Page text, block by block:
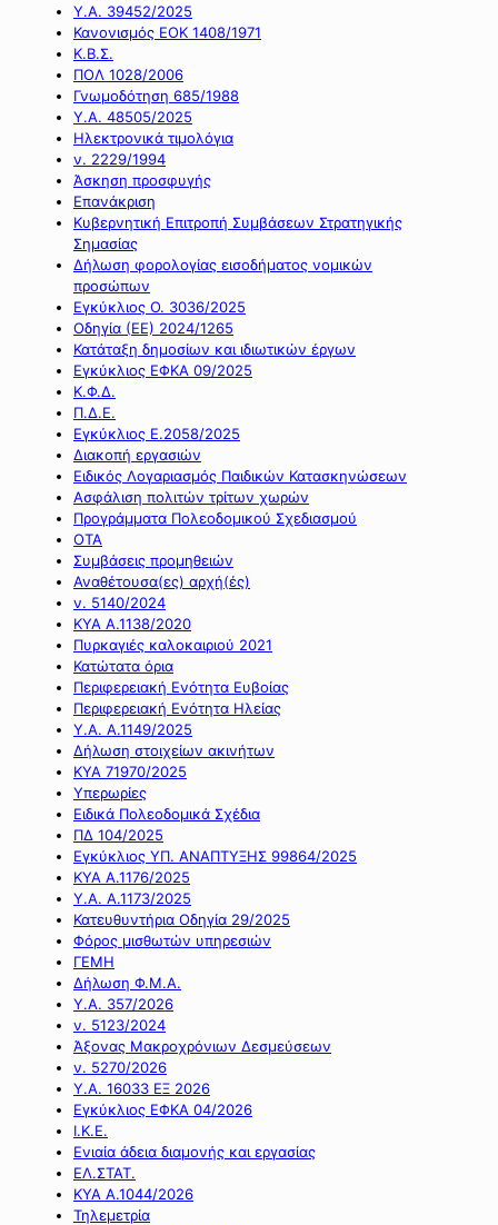
Υ.Α. 39452/2025
Κανονισμός ΕΟΚ 1408/1971
Κ.Β.Σ.
ΠΟΛ 1028/2006
Γνωμοδότηση 685/1988
Υ.Α. 48505/2025
Ηλεκτρονικά τιμολόγια
ν. 2229/1994
Άσκηση προσφυγής
Επανάκριση
Κυβερνητική Επιτροπή Συμβάσεων Στρατηγικής
Σημασίας
Δήλωση φορολογίας εισοδήματος νομικών
προσώπων
Εγκύκλιος Ο. 3036/2025
Οδηγία (ΕΕ) 2024/1265
Κατάταξη δημοσίων και ιδιωτικών έργων
Εγκύκλιος ΕΦΚΑ 09/2025
Κ.Φ.Δ.
Π.Δ.Ε.
Εγκύκλιος Ε.2058/2025
Διακοπή εργασιών
Ειδικός Λογαριασμός Παιδικών Κατασκηνώσεων
Ασφάλιση πολιτών τρίτων χωρών
Προγράμματα Πολεοδομικού Σχεδιασμού
ΟΤΑ
Συμβάσεις προμηθειών
Αναθέτουσα(ες) αρχή(ές)
ν. 5140/2024
ΚΥΑ Α.1138/2020
Πυρκαγιές καλοκαιριού 2021
Κατώτατα όρια
Περιφερειακή Ενότητα Ευβοίας
Περιφερειακή Ενότητα Ηλείας
Υ.Α. Α.1149/2025
Δήλωση στοιχείων ακινήτων
ΚΥΑ 71970/2025
Υπερωρίες
Ειδικά Πολεοδομικά Σχέδια
ΠΔ 104/2025
Εγκύκλιος ΥΠ. ΑΝΑΠΤΥΞΗΣ 99864/2025
ΚΥΑ Α.1176/2025
Υ.Α. Α.1173/2025
Κατευθυντήρια Οδηγία 29/2025
Φόρος μισθωτών υπηρεσιών
ΓΕΜΗ
Δήλωση Φ.Μ.Α.
Υ.Α. 357/2026
ν. 5123/2024
Άξονας Μακροχρόνιων Δεσμεύσεων
ν. 5270/2026
Υ.Α. 16033 ΕΞ 2026
Εγκύκλιος ΕΦΚΑ 04/2026
Ι.Κ.Ε.
Ενιαία άδεια διαμονής και εργασίας
ΕΛ.ΣΤΑΤ.
ΚΥΑ Α.1044/2026
Τηλεμετρία